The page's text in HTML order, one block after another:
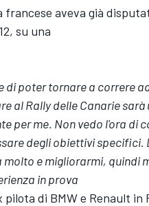
francese aveva già
su una
di poter tornare a correre
al Rally delle Canarie sarà
per me. Non vedo l'ora di
degli obiettivi specifici.
e migliorarmi, quindi
in prova
pilota di BMW e Renault in